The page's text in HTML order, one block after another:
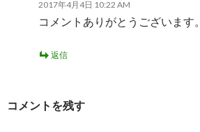
2017年4月4日 10:22 AM
コメントありがとうございます。
返信
コメントを残す